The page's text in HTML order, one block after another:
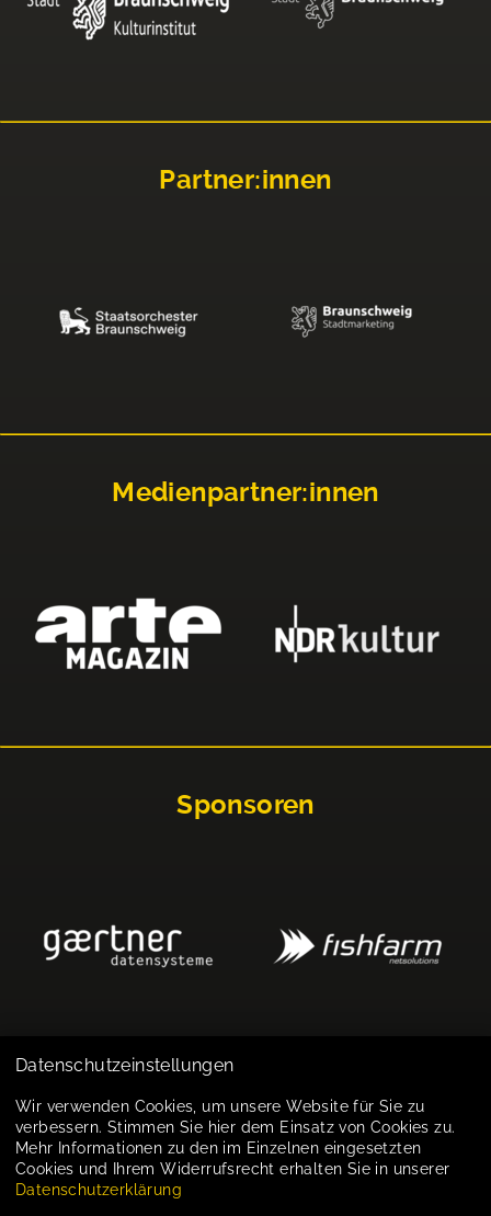
Partner:innen
Medienpartner:innen
Sponsoren
Impressum
Datenschutz
Cookie-Einstellungen
Datenschutzeinstellungen
Wir verwenden Cookies, um unsere Website für Sie zu
verbessern. Stimmen Sie hier dem Einsatz von Cookies zu.
Mehr Informationen zu den im Einzelnen eingesetzten
Cookies und Ihrem Widerrufsrecht erhalten Sie in unserer
Datenschutzerklärung